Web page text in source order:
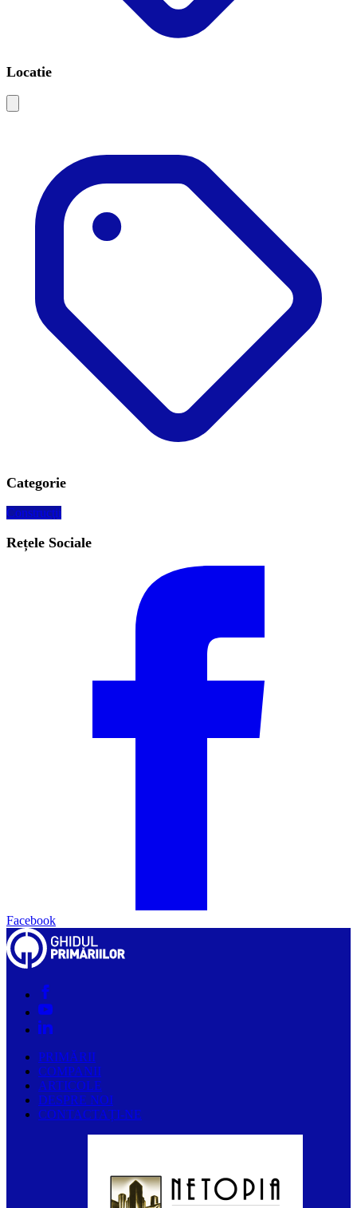
Locatie
Categorie
Construcţii
Rețele Sociale
Facebook
PRIMĂRII
COMPANII
ARTICOLE
DESPRE NOI
CONTACTAȚI-NE